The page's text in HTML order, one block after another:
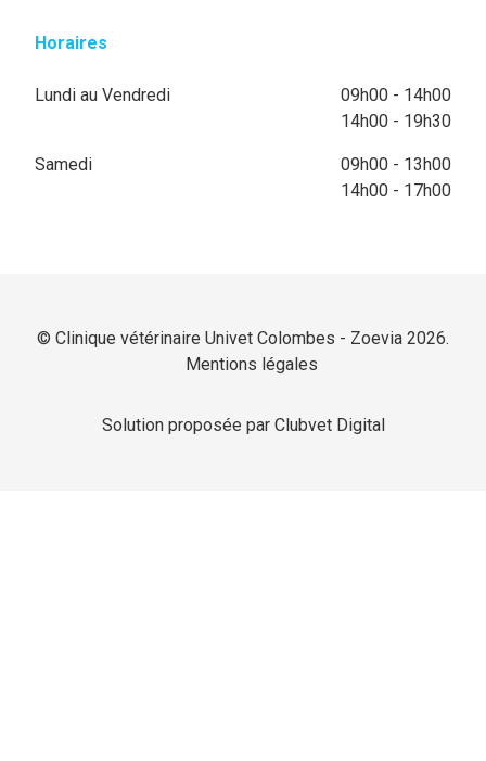
Horaires
Lundi au Vendredi
09h00 - 14h00
14h00 - 19h30
Samedi
09h00 - 13h00
14h00 - 17h00
© Clinique vétérinaire Univet Colombes - Zoevia 2026.
Mentions légales
Solution proposée par Clubvet Digital